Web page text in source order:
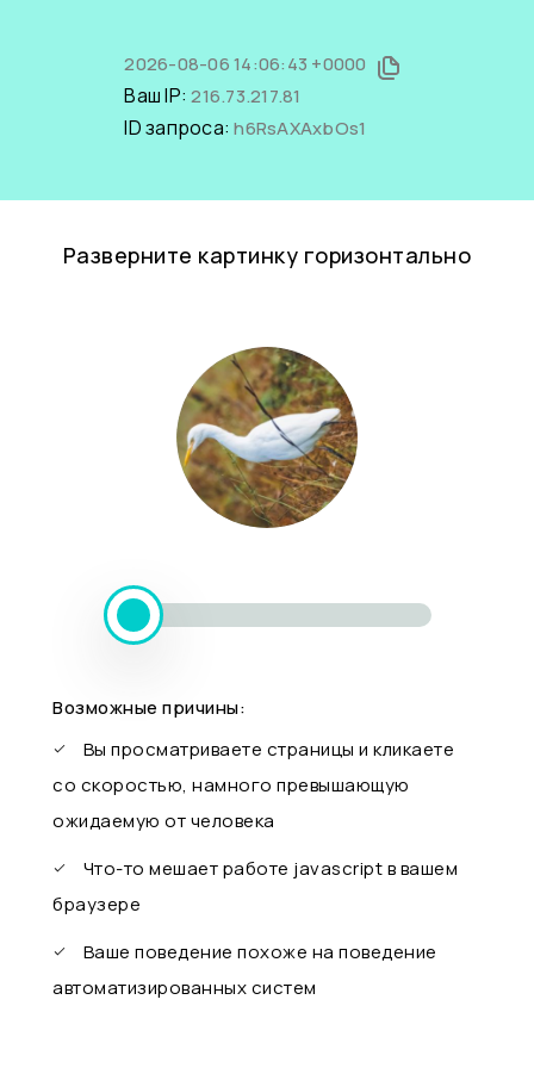
2026-08-06 14:06:43 +0000
Ваш IP:216.73.217.81
ID запроса:h6RsAXAxbOs1
Разверните картинку горизонтально
Возможные причины:
Вы просматриваете страницы и кликаете
со скоростью, намного превышающую
ожидаемую от человека
Что-то мешает работе javascript в вашем
браузере
Ваше поведение похоже на поведение
автоматизированных систем